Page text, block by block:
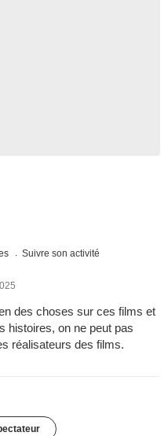
Suivre son activité
des choses sur ces films et
histoires, on ne peut pas
réalisateurs des films.